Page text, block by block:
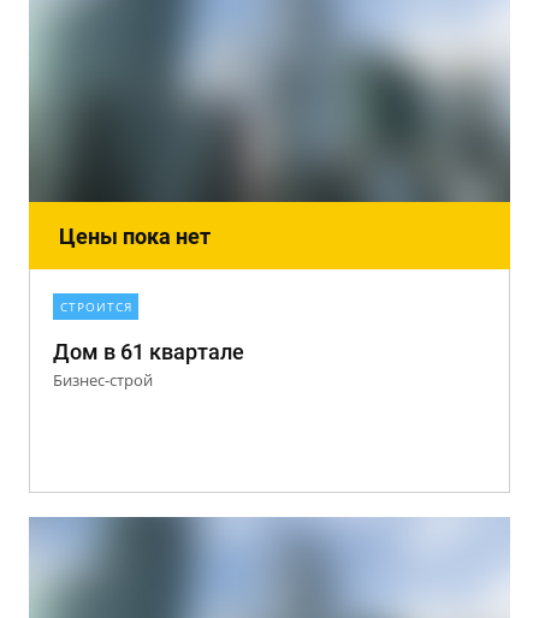
Цены пока нет
СТРОИТСЯ
Дом в 61 квартале
Бизнес-строй